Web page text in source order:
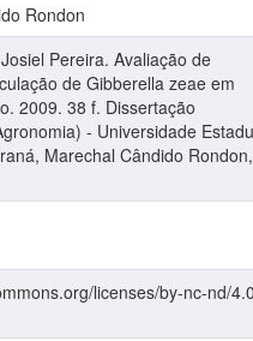
Rondon
Pereira. Avaliação de
de Gibberella zeae em
2009. 38 f. Dissertação
- Universidade
Marechal Cândido Rondon,
licenses/by-nc-nd/